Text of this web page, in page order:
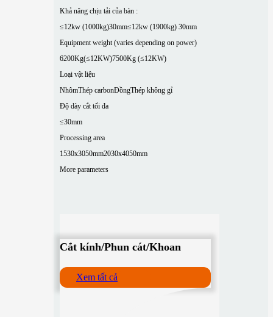
Khả năng chịu tải của bàn :
≤12kw (1000kg)30mm≤12kw (1900kg) 30mm
Equipment weight (varies depending on power)
6200Kg(≤12KW)7500Kg (≤12KW)
Loại vật liệu
NhômThép carbonĐồngThép không gỉ
Độ dày cắt tối đa
≤30mm
Processing area
1530x3050mm2030x4050mm
More parameters
Cắt kính/Phun cát/Khoan
Xem tất cả